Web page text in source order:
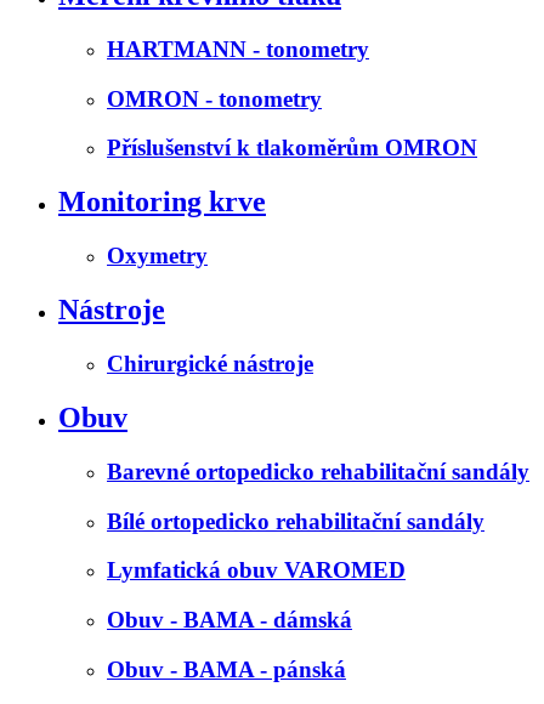
HARTMANN - tonometry
OMRON - tonometry
Příslušenství k tlakoměrům OMRON
Monitoring krve
Oxymetry
Nástroje
Chirurgické nástroje
Obuv
Barevné ortopedicko rehabilitační sandály
Bílé ortopedicko rehabilitační sandály
Lymfatická obuv VAROMED
Obuv - BAMA - dámská
Obuv - BAMA - pánská